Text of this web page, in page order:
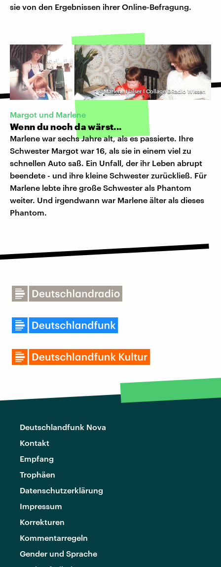
sie von den Ergebnissen ihrer Online-Befragung.
©Marlene Halser I Collage DRadio Wissen
Margot und Marlene
Wenn du noch da wärst...
Marlene war sechs Jahre alt, als es passierte. Ihre
Schwester Margot war 16, als sie in einem viel zu
schnellen Auto saß. Ein Unfall, der ihr Leben abrupt
beendete - und ihre kleine Schwester zurückließ. Für
Marlene lebte ihre große Schwester als Phantom
weiter. Und irgendwann war Marlene älter als dieses
Phantom.
Deutschlandfunk Nova
Kontakt
Empfang
Trophäen
Datenschutzerklärung
Impressum
Korrekturen
Kommentarregeln
Gender und Sprache